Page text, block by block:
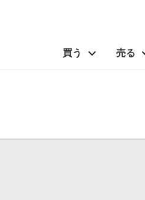
買う 売る